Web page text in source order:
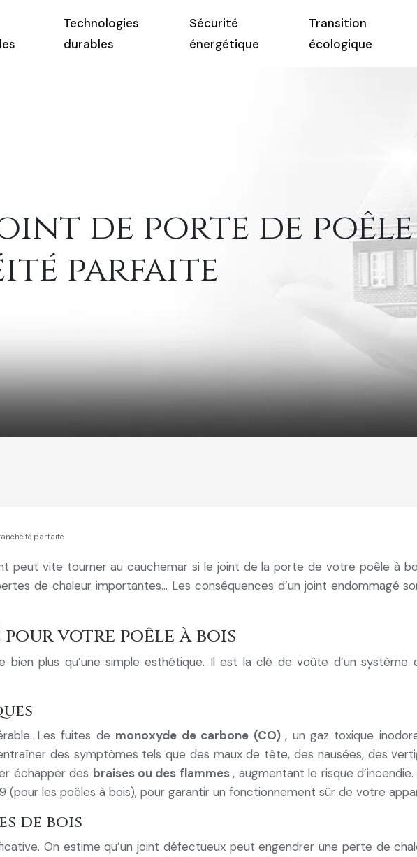
Technologies
durables
Sécurité
énergétique
Transition
écologique
de porte de poêle
parfaite
parfaite
peut vite tourner au cauchemar si le joint de la porte de votre poêle à
de chaleur importantes… Les conséquences d’un joint endommagé
votre poêle à bois
plus qu’une simple esthétique. Il est la clé de voûte d’un
Les fuites de monoxyde de carbone (CO), un gaz toxique
des symptômes tels que des maux de tête, des nausées, des
échapper des braises ou des flammes, augmentant le risque
(pour les poêles à bois), pour garantir un fonctionnement sûr de votre
de bois
On estime qu’un joint défectueux peut engendrer une perte de